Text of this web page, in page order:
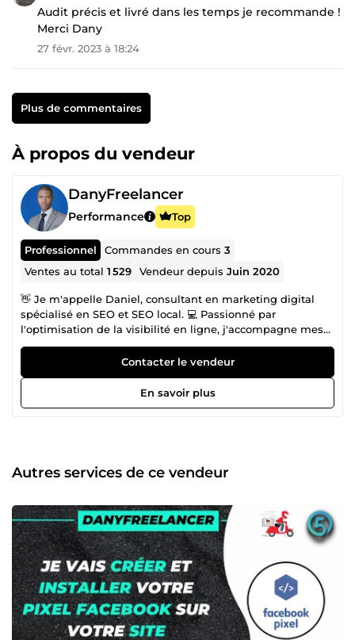
Audit précis et livré dans les temps je recommande !
Merci Dany
27 févr. 2023 à 18:24
Plus de commentaires
À propos du vendeur
DanyFreelancer
Performance Top
Professionnel Commandes en cours3
Ventes au total1 529 Vendeur depuisJuin 2020
👋 Je m'appelle Daniel, consultant en marketing digital
spécialisé en SEO et SEO local. 💻 Passionné par
l'optimisation de la visibilité en ligne, j'accompagne mes
clients dans leurs projets de référencement naturel 🌐 pour
maximiser leur présence sur Google et attirer plus de
prospects 📍. Je traite le contenu de mes clients avec le
même soin que le mien, garantissant des résultats
performants 🚀 et une satisfaction optimale. Mon objectif
Contacter le vendeur
En savoir plus
Autres services de ce vendeur